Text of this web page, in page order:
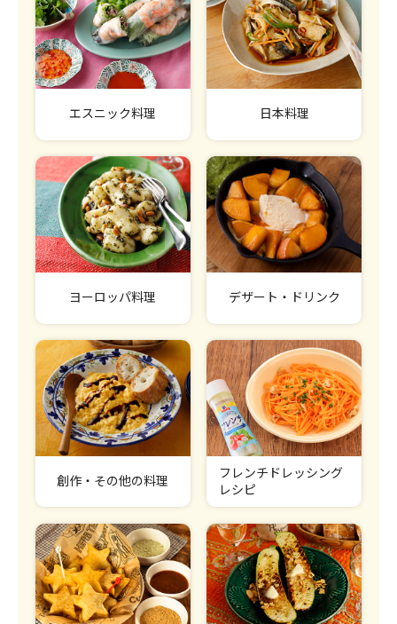
エスニック料理 日本料理
ヨーロッパ料理 デザート・ドリンク
創作・その他の料理
フレンチドレッシング
レシピ